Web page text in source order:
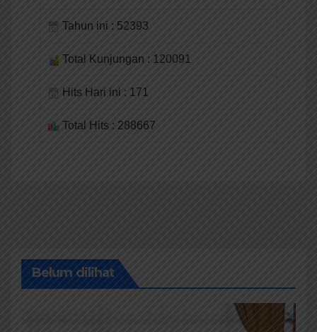
Tahun ini : 52393
Total Kunjungan : 120091
Hits Hari ini : 171
Total Hits : 288667
Belum dilihat